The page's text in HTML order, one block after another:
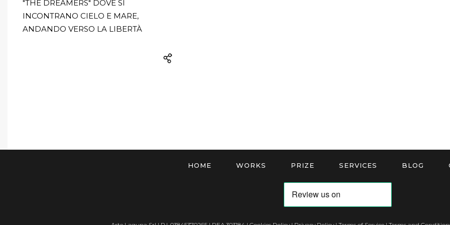
"THE DREAMERS" DOVE SI
INCONTRANO CIELO E MARE,
ANDANDO VERSO LA LIBERTÀ
HOME WORKS PRIZE SERVICES BLOG